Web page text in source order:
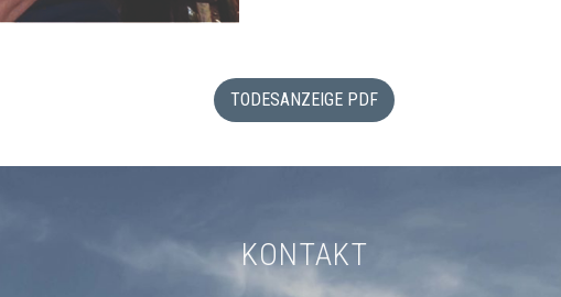
TODESANZEIGE PDF
KONTAKT